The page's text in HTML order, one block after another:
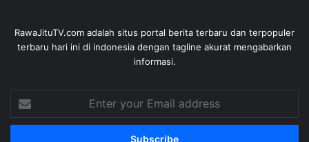
RawaJituTV.com adalah situs portal berita terbaru dan terpopuler
terbaru hari ini di indonesia dengan tagline akurat mengabarkan
informasi.
your
Email